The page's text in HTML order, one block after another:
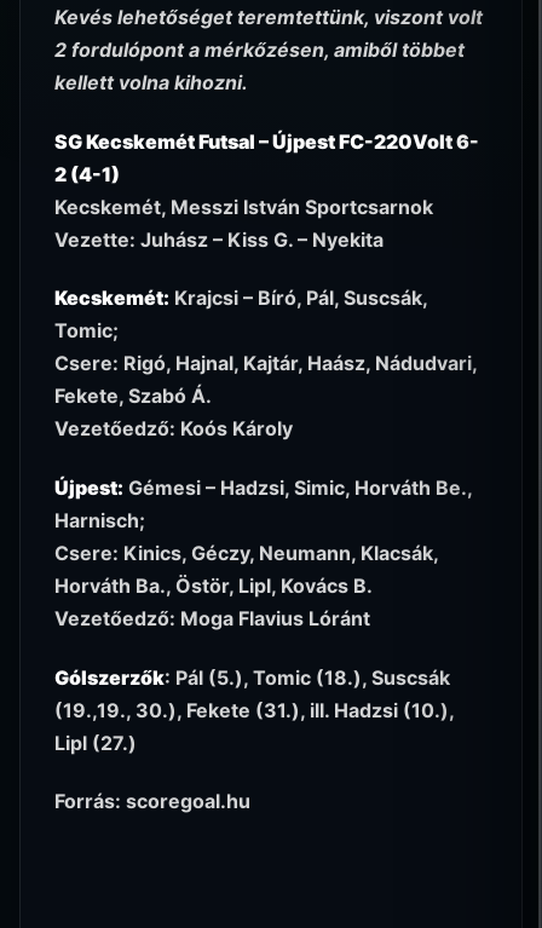
Kevés lehetőséget teremtettünk, viszont volt
2 fordulópont a mérkőzésen, amiből többet
kellett volna kihozni.
SG Kecskemét Futsal – Újpest FC-220Volt 6-
2 (4-1)
Kecskemét, Messzi István Sportcsarnok
Vezette: Juhász – Kiss G. – Nyekita
Kecskemét: Krajcsi – Bíró, Pál, Suscsák,
Tomic;
Csere: Rigó, Hajnal, Kajtár, Haász, Nádudvari,
Fekete, Szabó Á.
Vezetőedző: Koós Károly
Újpest: Gémesi – Hadzsi, Simic, Horváth Be.,
Harnisch;
Csere: Kinics, Géczy, Neumann, Klacsák,
Horváth Ba., Östör, Lipl, Kovács B.
Vezetőedző: Moga Flavius Lóránt
Gólszerzők: Pál (5.), Tomic (18.), Suscsák
(19.,19., 30.), Fekete (31.), ill. Hadzsi (10.),
Lipl (27.)
Forrás: scoregoal.hu